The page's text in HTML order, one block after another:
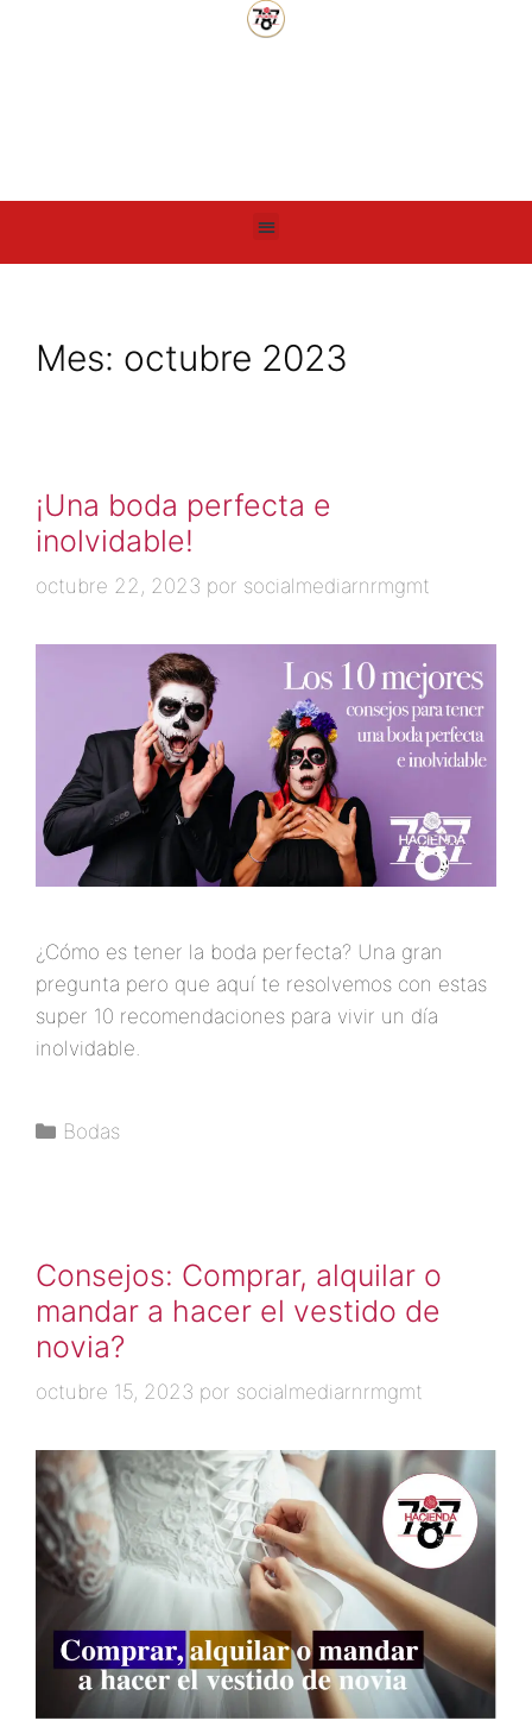
Mes: octubre 2023
¡Una boda perfecta e
inolvidable!
octubre 22, 2023 por socialmediarnrmgmt
¿Cómo es tener la boda perfecta? Una gran
pregunta pero que aquí te resolvemos con estas
super 10 recomendaciones para vivir un día
inolvidable.
Bodas
Consejos: Comprar, alquilar o
mandar a hacer el vestido de
novia?
octubre 15, 2023 por socialmediarnrmgmt